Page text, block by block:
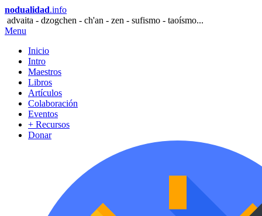
nodualidad.info
advaita - dzogchen - ch'an - zen - sufismo - taoísmo...
Menu
Inicio
Intro
Maestros
Libros
Artículos
Colaboración
Eventos
+ Recursos
Donar